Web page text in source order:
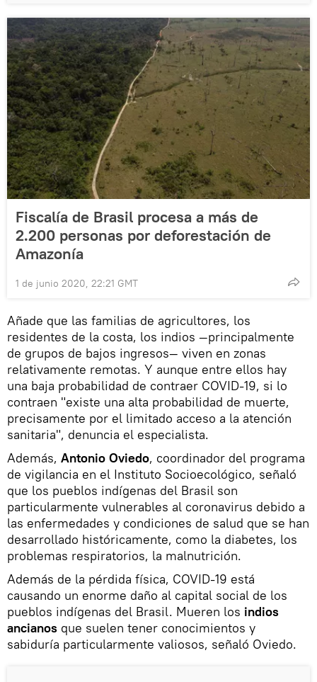
Fiscalía de Brasil procesa a más de
2.200 personas por deforestación de
Amazonía
1 de junio 2020, 22:21 GMT
Añade que las familias de agricultores, los
residentes de la costa, los indios —principalmente
de grupos de bajos ingresos— viven en zonas
relativamente remotas. Y aunque entre ellos hay
una baja probabilidad de contraer COVID-19, si lo
contraen "existe una alta probabilidad de muerte,
precisamente por el limitado acceso a la atención
sanitaria", denuncia el especialista.
Además, Antonio Oviedo, coordinador del programa
de vigilancia en el Instituto Socioecológico, señaló
que los pueblos indígenas del Brasil son
particularmente vulnerables al coronavirus debido a
las enfermedades y condiciones de salud que se han
desarrollado históricamente, como la diabetes, los
problemas respiratorios, la malnutrición.
Además de la pérdida física, COVID-19 está
causando un enorme daño al capital social de los
pueblos indígenas del Brasil. Mueren los indios
ancianos que suelen tener conocimientos y
sabiduría particularmente valiosos, señaló Oviedo.